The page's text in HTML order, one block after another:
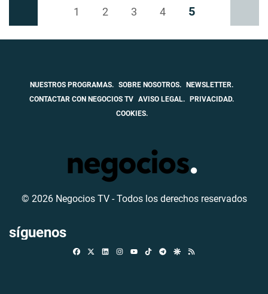
1 2 3 4 5
NUESTROS PROGRAMAS. SOBRE NOSOTROS.
NEWSLETTER.
CONTACTAR CON NEGOCIOS TV AVISO LEGAL.
PRIVACIDAD.
COOKIES.
© 2026 Negocios TV - Todos los derechos reservados
síguenos
FacebookLinkedinInstagramTikTokTelegramGoogle Discover